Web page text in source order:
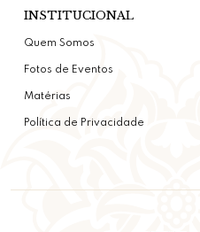
INSTITUCIONAL
Quem Somos
Fotos de Eventos
Matérias
Política de Privacidade